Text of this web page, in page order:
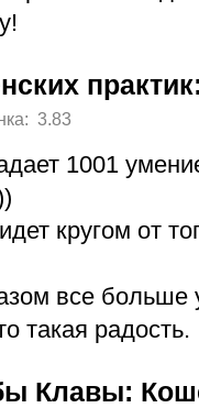
3.83
1001
кругом от
все больше
такая радость.
Клавы: